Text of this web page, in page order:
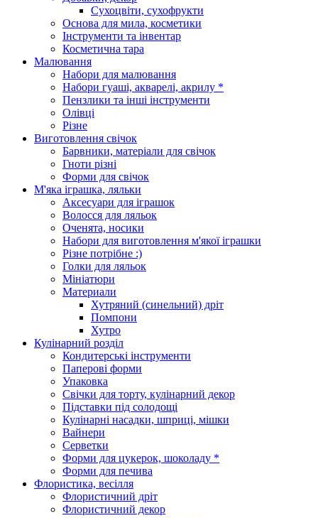
Сухоцвіти, сухофрукти
Основа для мила, косметики
Інструменти та інвентар
Косметична тара
Малювання
Набори для малювання
Набори гуаші, акварелі, акрилу *
Пензлики та інші інструменти
Олівці
Різне
Виготовлення свічок
Барвники, матеріали для свічок
Гноти різні
Форми для свічок
М'яка іграшка, ляльки
Аксесуари для іграшок
Волосся для ляльок
Оченята, носики
Набори для виготовлення м'якої іграшки
Різне потрібне :)
Голки для ляльок
Мініатюри
Материали
Хутряний (синельний) дріт
Помпони
Хутро
Кулінарний розділ
Кондитерські інструменти
Паперові форми
Упаковка
Свічки для торту, кулінарний декор
Підставки під солодощі
Кулінарні насадки, шприці, мішки
Вайнери
Серветки
Форми для цукерок, шоколаду *
Форми для печива
Флористика, весілля
Флористичний дріт
Флористичний декор